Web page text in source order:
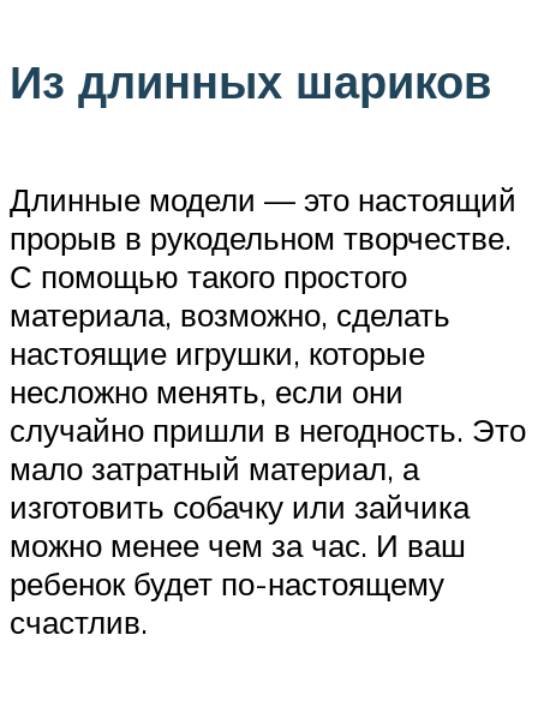
Из длинных шариков
Длинные модели — это настоящий
прорыв в рукодельном творчестве.
С помощью такого простого
материала, возможно, сделать
настоящие игрушки, которые
несложно менять, если они
случайно пришли в негодность. Это
мало затратный материал, а
изготовить собачку или зайчика
можно менее чем за час. И ваш
ребенок будет по-настоящему
счастлив.